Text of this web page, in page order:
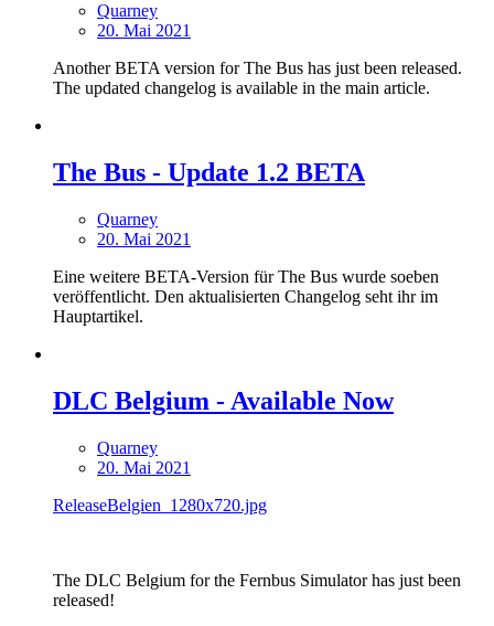
Quarney
20. Mai 2021
Another BETA version for The Bus has just been released.
The updated changelog is available in the main article.
The Bus - Update 1.2 BETA
Quarney
20. Mai 2021
Eine weitere BETA-Version für The Bus wurde soeben
veröffentlicht. Den aktualisierten Changelog seht ihr im
Hauptartikel.
DLC Belgium - Available Now
Quarney
20. Mai 2021
ReleaseBelgien_1280x720.jpg
The DLC Belgium for the Fernbus Simulator has just been
released!